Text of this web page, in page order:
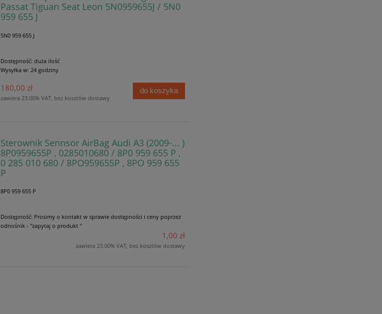
Passat Tiguan Seat Leon 5N0959655J / 5N0
959 655 J
5N0 959 655 J
Dostępność: duża ilość
Wysyłka w: 24 godziny
180,00 zł
zawiera 23.00% VAT, bez kosztów dostawy
do koszyka
Sterownik Sennsor AirBag Audi A3 (2009-... )
8P0959655P , 0285010680 / 8P0 959 655 P ,
0 285 010 680 / 8PO959655P , 8PO 959 655
P
8P0 959 655 P
Dostępność: Prosimy o kontakt w sprawie dostępności i ceny poprzez
odnośnik - "zapytaj o produkt "
1,00 zł
zawiera 23.00% VAT, bez kosztów dostawy